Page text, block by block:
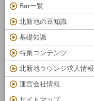
Bar一覧
北新地の豆知識
基礎知識
特集コンテンツ
北新地ラウンジ求人情報
運営会社情報